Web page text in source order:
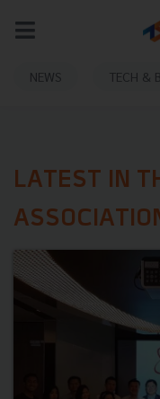
NEWS TECH &
LATEST IN